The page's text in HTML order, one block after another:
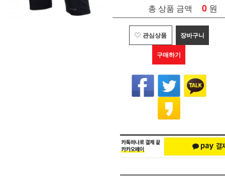
총 상품 금액 0 원
관심상품 장바구니
구매하기